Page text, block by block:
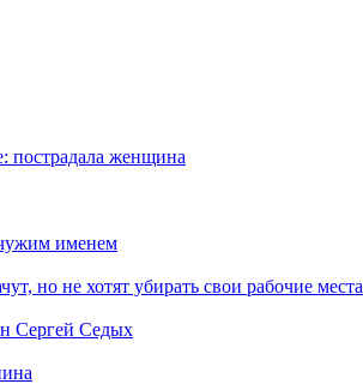
пострадала женщина
чужим именем
но не хотят убирать свои рабочие места
Сергей Седых